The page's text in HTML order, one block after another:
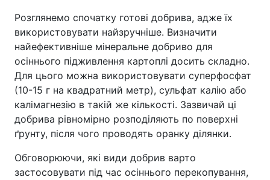
Розглянемо спочатку готові добрива, адже їх
використовувати найзручніше. Визначити
найефективніше мінеральне добриво для
осіннього підживлення картоплі досить складно.
Для цього можна використовувати суперфосфат
(10-15 г на квадратний метр), сульфат калію або
калімагнезію в такій же кількості. Зазвичай ці
добрива рівномірно розподіляють по поверхні
ґрунту, після чого проводять оранку ділянки.
Обговорюючи, які види добрив варто
застосовувати під час осіннього перекопування,